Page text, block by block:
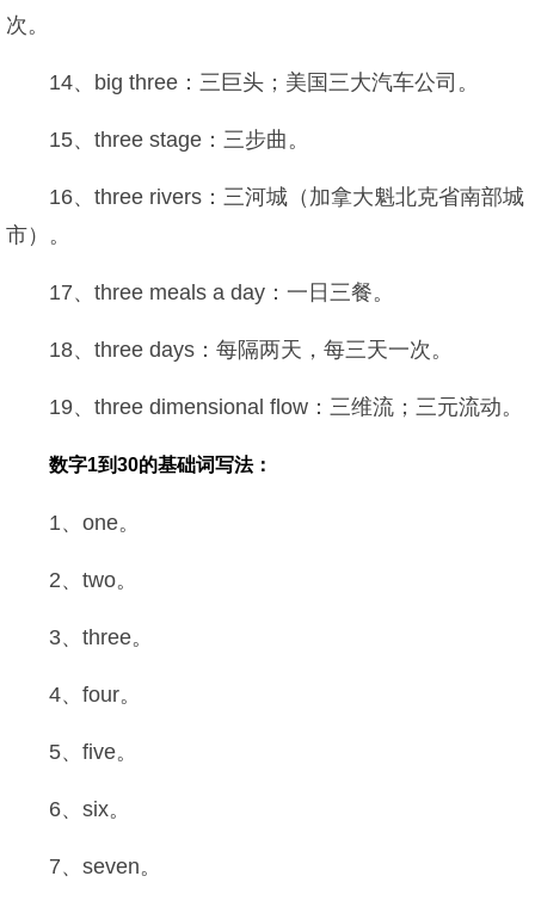
次。
14、big three：三巨头；美国三大汽车公司。
15、three stage：三步曲。
16、three rivers：三河城（加拿大魁北克省南部城
市）。
17、three meals a day：一日三餐。
18、three days：每隔两天，每三天一次。
19、three dimensional flow：三维流；三元流动。
数字1到30的基础词写法：
1、one。
2、two。
3、three。
4、four。
5、five。
6、six。
7、seven。